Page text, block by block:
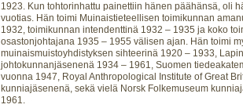
1923. Kun tohtorinhattu painettiin hänen päähänsä, oli
vuotias. Hän toimi Muinaistieteellisen toimikunnan
1932, toimikunnan intendenttinä 1932 – 1935 ja koko
osastonjohtajana 1935 – 1955 välisen ajan. Hän toimi
muinaismuistoyhdistyksen sihteerinä 1920 – 1933,
johtokunnanjäsenenä 1934 – 1961, Suomen
vuonna 1947, Royal Anthropological Institute of Great
kunniajäsenenä, sekä vielä Norsk Folkemuseum
1961.